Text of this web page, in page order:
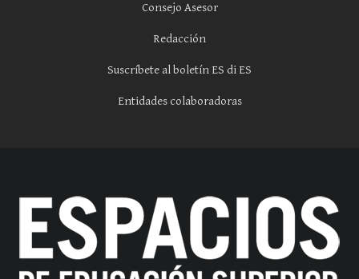
Consejo Asesor
Redacción
Suscríbete al boletín ES di ES
Entidades colaboradoras